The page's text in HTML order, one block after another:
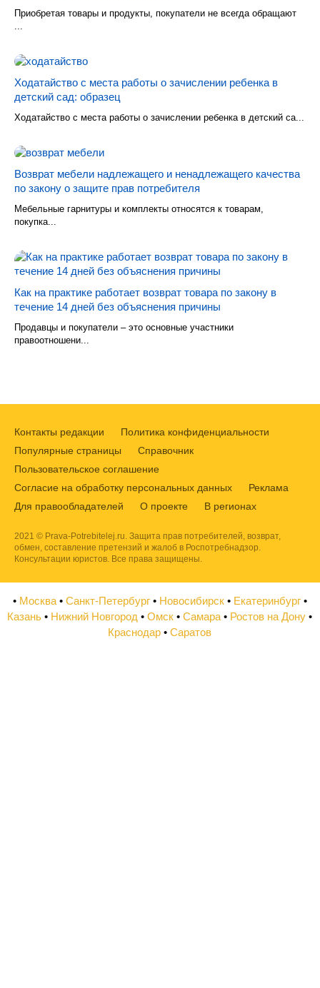
Приобретая товары и продукты, покупатели не всегда обращают
...
Ходатайство с места работы о зачислении ребенка в
детский сад: образец
Ходатайство с места работы о зачислении ребенка в детский са...
Возврат мебели надлежащего и ненадлежащего качества
по закону о защите прав потребителя
Мебельные гарнитуры и комплекты относятся к товарам,
покупка...
Как на практике работает возврат товара по закону в
течение 14 дней без объяснения причины
Продавцы и покупатели – это основные участники
правоотношени...
Контакты редакции
Политика конфиденциальности
Популярные страницы
Справочник
Пользовательское соглашение
Согласие на обработку персональных данных
Реклама
Для правообладателей
О проекте В регионах
2021 © Prava-Potrebitelej.ru. Защита прав потребителей, возврат,
обмен, составление претензий и жалоб в Роспотребнадзор.
Консультации юристов. Все права защищены.
• Москва • Санкт-Петербург • Новосибирск • Екатеринбург •
Казань • Нижний Новгород •Омск •Самара • Ростов на Дону •
Краснодар •Саратов